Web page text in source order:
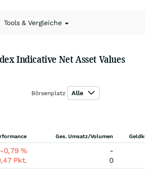
Tools & Vergleiche
Indicative Net Asset Values
Börsenplatz Alle
Ges. Umsatz/Volumen
-0,79%
Pkt.
-
0